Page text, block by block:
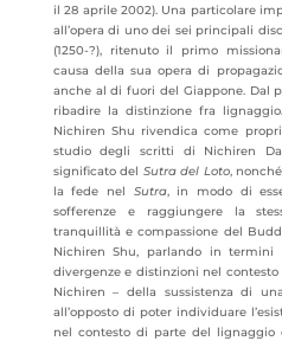
il 28 aprile 2002). Una particolare
all’opera di uno dei sei principali
(1250-?), ritenuto il primo
causa della sua opera di
anche al di fuori del Giappone. Dal
ribadire la distinzione fra lignaggio
Nichiren Shu rivendica come
studio degli scritti di Nichiren
significato del Sutra del Loto,
la fede nel Sutra, in modo di
sofferenze e raggiungere la
tranquillità e compassione del
Nichiren Shu, parlando in
divergenze e distinzioni nel
Nichiren – della sussistenza di
all’opposto di poter individuare
nel contesto di parte del lignaggio